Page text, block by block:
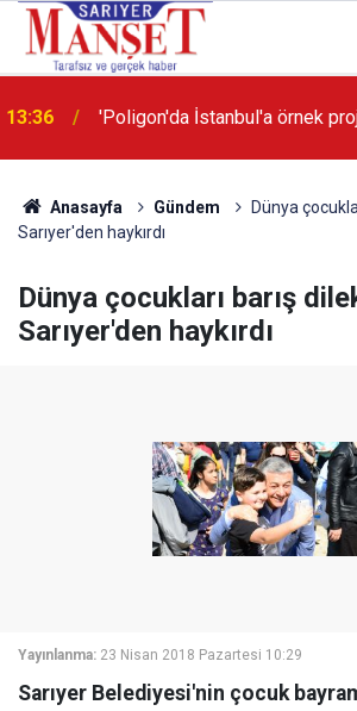
13:36 'Poligon'da İstanbul'a örnek
Anasayfa Gündem
Dünya
Sarıyer'den haykırdı
Dünya çocukları barış
Sarıyer'den haykırdı
Yayınlanma: 23 Nisan 2018 Pazartesi 10:29
Sarıyer Belediyesi'nin çocuk